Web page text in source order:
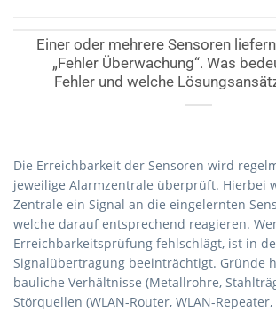
Einer oder mehrere Sensoren
„Fehler Überwachung“. Was
Fehler und welche
Die Erreichbarkeit der Sensoren wird
jeweilige Alarmzentrale überprüft. Hierbei
Zentrale ein Signal an die eingelernten
welche darauf entsprechend reagieren.
Erreichbarkeitsprüfung fehlschlägt, ist in
Signalübertragung beeinträchtigt. Gründe
bauliche Verhältnisse (Metallrohre,
Störquellen (WLAN-Router, WLAN-